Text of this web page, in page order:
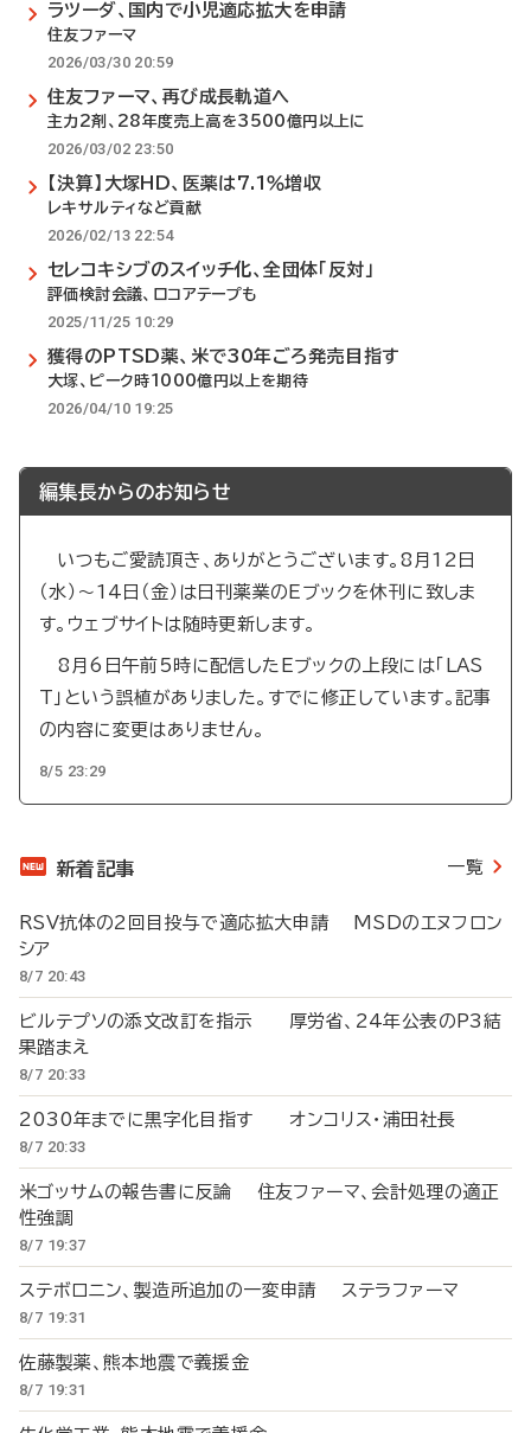
ラツーダ、国内で小児適応拡大を申請
住友ファーマ
2026/03/30 20:59
住友ファーマ、再び成長軌道へ
主力2剤、28年度売上高を3500億円以上に
2026/03/02 23:50
【決算】大塚HD、医薬は7.1％増収
レキサルティなど貢献
2026/02/13 22:54
セレコキシブのスイッチ化、全団体「反対」
評価検討会議、ロコアテープも
2025/11/25 10:29
獲得のPTSD薬、米で30年ごろ発売目指す
大塚、ピーク時1000億円以上を期待
2026/04/10 19:25
編集長からのお知らせ
いつもご愛読頂き、ありがとうございます。8月12日
（水）～14日（金）は日刊薬業のEブックを休刊に致しま
す。ウェブサイトは随時更新します。
8月6日午前5時に配信したEブックの上段には「LAS
T」という誤植がありました。すでに修正しています。記事
の内容に変更はありません。
8/5 23:29
新着記事 一覧
RSV抗体の2回目投与で適応拡大申請 MSDのエヌフロン
シア
8/7 20:43
ビルテプソの添文改訂を指示 厚労省、24年公表のP3結
果踏まえ
8/7 20:33
2030年までに黒字化目指す オンコリス・浦田社長
8/7 20:33
米ゴッサムの報告書に反論 住友ファーマ、会計処理の適正
性強調
8/7 19:37
ステボロニン、製造所追加の一変申請 ステラファーマ
8/7 19:31
佐藤製薬、熊本地震で義援金
8/7 19:31